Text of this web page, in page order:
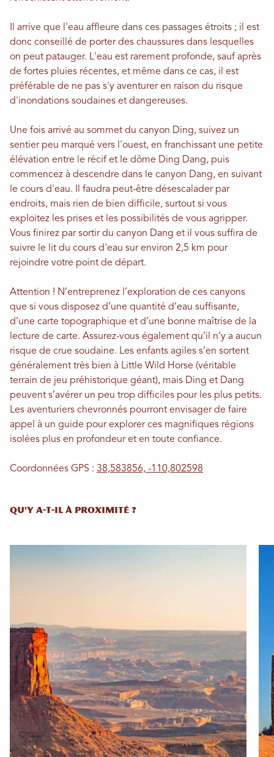
Il arrive que l'eau affleure dans ces passages étroits ; il est
donc conseillé de porter des chaussures dans lesquelles
on peut patauger. L'eau est rarement profonde, sauf après
de fortes pluies récentes, et même dans ce cas, il est
préférable de ne pas s'y aventurer en raison du risque
d'inondations soudaines et dangereuses.
Une fois arrivé au sommet du canyon Ding, suivez un
sentier peu marqué vers l'ouest, en franchissant une petite
élévation entre le récif et le dôme Ding Dang, puis
commencez à descendre dans le canyon Dang, en suivant
le cours d'eau. Il faudra peut-être désescalader par
endroits, mais rien de bien difficile, surtout si vous
exploitez les prises et les possibilités de vous agripper.
Vous finirez par sortir du canyon Dang et il vous suffira de
suivre le lit du cours d'eau sur environ 2,5 km pour
rejoindre votre point de départ.
Attention ! N’entreprenez l’exploration de ces canyons
que si vous disposez d’une quantité d’eau suffisante,
d’une carte topographique et d’une bonne maîtrise de la
lecture de carte. Assurez-vous également qu’il n’y a aucun
risque de crue soudaine. Les enfants agiles s’en sortent
généralement très bien à Little Wild Horse (véritable
terrain de jeu préhistorique géant), mais Ding et Dang
peuvent s’avérer un peu trop difficiles pour les plus petits.
Les aventuriers chevronnés pourront envisager de faire
appel à un guide pour explorer ces magnifiques régions
isolées plus en profondeur et en toute confiance.
Coordonnées GPS : 38,583856, -110,802598
QU'Y A-T-IL À PROXIMITÉ ?